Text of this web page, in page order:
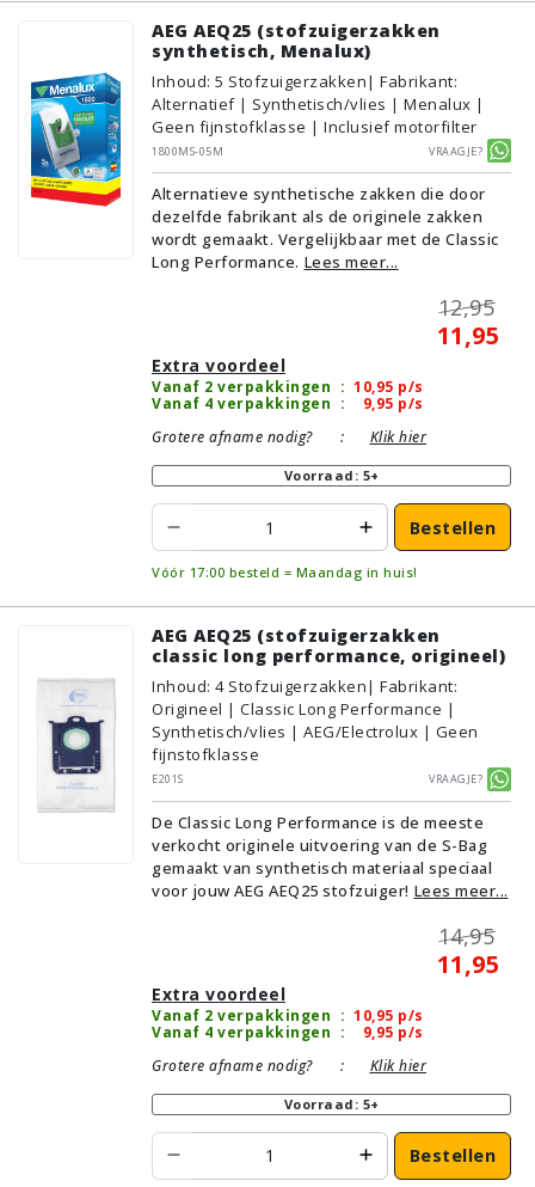
AEG AEQ25 (stofzuigerzakken
synthetisch, Menalux)
Inhoud: 5 Stofzuigerzakken| Fabrikant:
Alternatief | Synthetisch/vlies | Menalux |
Geen fijnstofklasse | Inclusief motorfilter
1800MS-05M
Vraagje?
Alternatieve synthetische zakken die door
dezelfde fabrikant als de originele zakken
wordt gemaakt. Vergelijkbaar met de Classic
Long Performance. Lees meer...
12,95
11,95
Extra voordeel
Vanaf 2 verpakkingen : 10,95 p/s
Vanaf 4 verpakkingen : 9,95 p/s
Grotere afname nodig?
: Klik hier
Voorraad: 5+
Bestellen
Vóór 17:00 besteld = Maandag in huis!
AEG AEQ25 (stofzuigerzakken
classic long performance, origineel)
Inhoud: 4 Stofzuigerzakken| Fabrikant:
Origineel | Classic Long Performance |
Synthetisch/vlies | AEG/Electrolux | Geen
fijnstofklasse
E201S
Vraagje?
De Classic Long Performance is de meeste
verkocht originele uitvoering van de S-Bag
gemaakt van synthetisch materiaal speciaal
voor jouw AEG AEQ25 stofzuiger! Lees meer...
14,95
11,95
Extra voordeel
Vanaf 2 verpakkingen : 10,95 p/s
Vanaf 4 verpakkingen : 9,95 p/s
Grotere afname nodig?
: Klik hier
Voorraad: 5+
Bestellen